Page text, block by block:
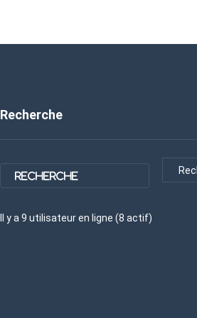
Recherche
Il y a 9 utilisateuren ligne (8 actif)